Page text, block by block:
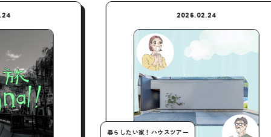
暮らしたい家！ハウスツアー 今月の